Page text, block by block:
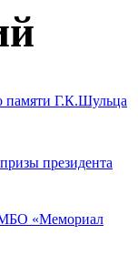
памяти Г.К.Шульца
президента
«Мемориал